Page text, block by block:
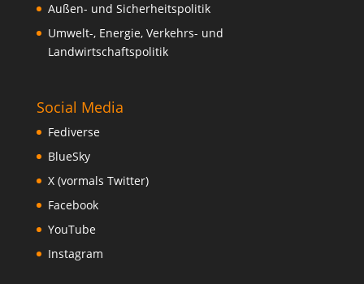
Außen- und Sicherheitspolitik
Umwelt-, Energie, Verkehrs- und
Landwirtschaftspolitik
Social Media
Fediverse
BlueSky
X (vormals Twitter)
Facebook
YouTube
Instagram